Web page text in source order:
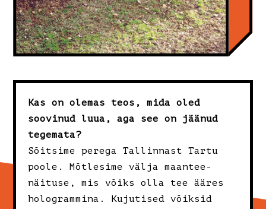
Kas on olemas teos, mida oled
soovinud luua, aga see on jäänud
tegemata?
Sõitsime perega Tallinnast Tartu
poole. Mõtlesime välja maantee-
näituse, mis võiks olla tee ääres
hologrammina. Kujutised võiksid